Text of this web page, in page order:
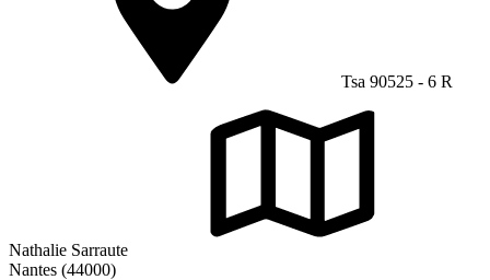
Tsa 90525 - 6 R
Nathalie Sarraute
Nantes (44000)